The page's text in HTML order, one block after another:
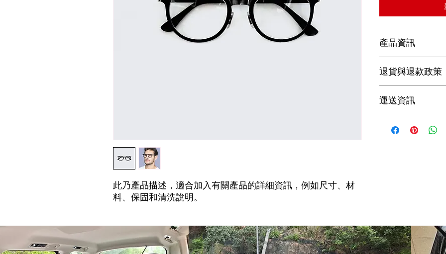
此乃產品描述，適合加入有關產品的詳細資訊，例如尺寸、材
料、保固和清洗說明。
產品資訊
寸、材料、保固和清
客有信心和决心購買
退貨與退款政策
產品。撰寫政策時，
運送資訊
的資訊。撰寫政策